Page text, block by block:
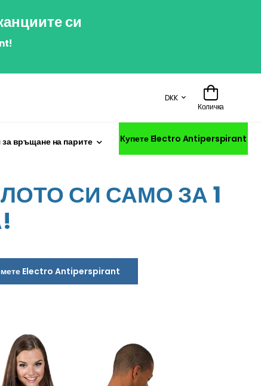
си
DKK
Количка
за връщане на парите Купете Electro Antiperspirant
СИ САМО ЗА 1
Electro Antiperspirant